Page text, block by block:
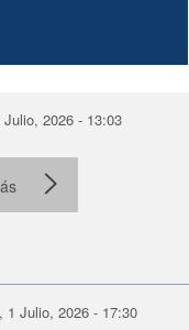
2026 - 13:03
1 Julio, 2026 - 17:30